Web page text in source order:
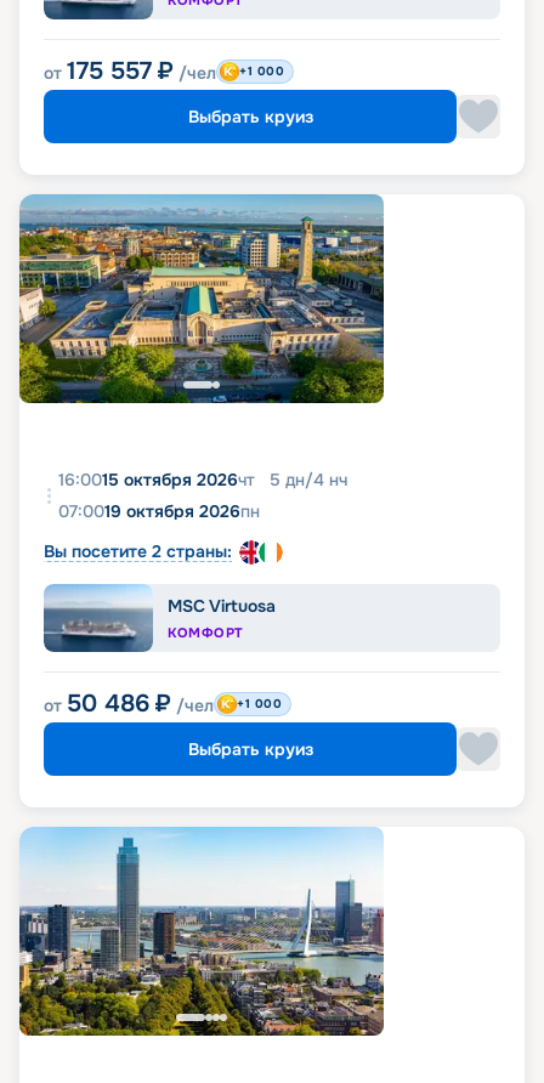
от 175 557 ₽ /чел +1 000
Выбрать круиз
16:0015 октября 2026чт 5 дн/4 нч
07:0019 октября 2026пн
Вы посетите 2 страны:
MSC Virtuosa
КОМФОРТ
от 50 486 ₽ /чел +1 000
Выбрать круиз